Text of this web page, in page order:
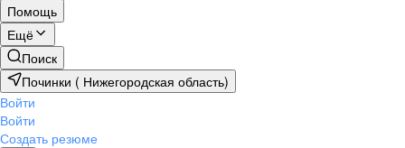
Помощь
Ещё
Поиск
Починки ( Нижегородская область)
Войти
Войти
Создать резюме